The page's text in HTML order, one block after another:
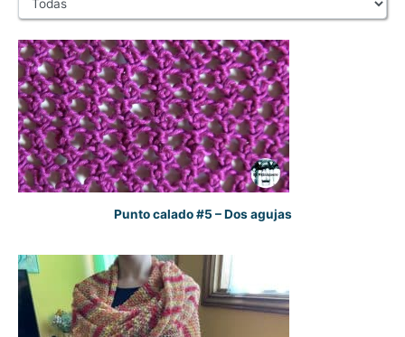
Punto calado #5 – Dos agujas